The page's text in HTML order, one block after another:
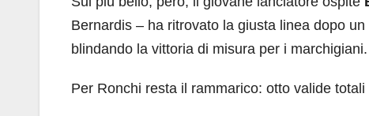
Bernardis – ha ritrovato la giusta linea dopo
blindando la vittoria di misura per i marchigiani.
Per Ronchi resta il rammarico: otto valide